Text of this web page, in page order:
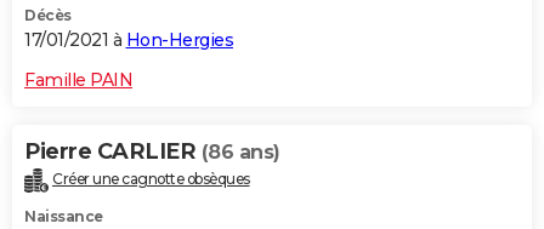
Décès
17/01/2021 à Hon-Hergies
Famille PAIN
Pierre CARLIER (86 ans)
Créer une cagnotte obsèques
Naissance